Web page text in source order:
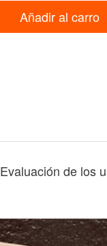
Añadir al carro
Evaluación de los